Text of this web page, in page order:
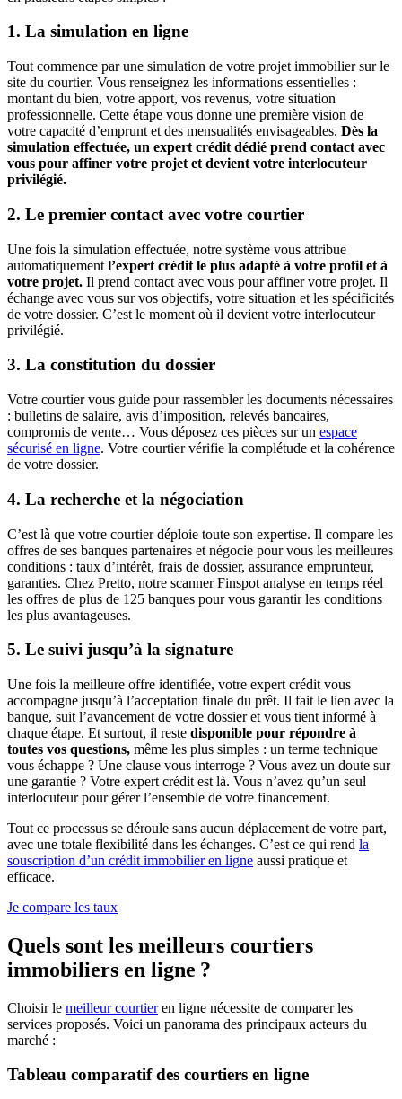
1. La simulation en ligne
Tout commence par une simulation de votre projet immobilier sur le
site du courtier. Vous renseignez les informations essentielles :
montant du bien, votre apport, vos revenus, votre situation
professionnelle. Cette étape vous donne une première vision de
votre capacité d’emprunt et des mensualités envisageables. Dès la
simulation effectuée, un expert crédit dédié prend contact avec
vous pour affiner votre projet et devient votre interlocuteur
privilégié.
2. Le premier contact avec votre courtier
Une fois la simulation effectuée, notre système vous attribue
automatiquement l’expert crédit le plus adapté à votre profil et à
votre projet. Il prend contact avec vous pour affiner votre projet. Il
échange avec vous sur vos objectifs, votre situation et les spécificités
de votre dossier. C’est le moment où il devient votre interlocuteur
privilégié.
3. La constitution du dossier
Votre courtier vous guide pour rassembler les documents nécessaires
: bulletins de salaire, avis d’imposition, relevés bancaires,
compromis de vente… Vous déposez ces pièces sur un espace
sécurisé en ligne. Votre courtier vérifie la complétude et la cohérence
de votre dossier.
4. La recherche et la négociation
C’est là que votre courtier déploie toute son expertise. Il compare les
offres de ses banques partenaires et négocie pour vous les meilleures
conditions : taux d’intérêt, frais de dossier, assurance emprunteur,
garanties. Chez Pretto, notre scanner Finspot analyse en temps réel
les offres de plus de 125 banques pour vous garantir les conditions
les plus avantageuses.
5. Le suivi jusqu’à la signature
Une fois la meilleure offre identifiée, votre expert crédit vous
accompagne jusqu’à l’acceptation finale du prêt. Il fait le lien avec la
banque, suit l’avancement de votre dossier et vous tient informé à
chaque étape. Et surtout, il reste disponible pour répondre à
toutes vos questions, même les plus simples : un terme technique
vous échappe ? Une clause vous interroge ? Vous avez un doute sur
une garantie ? Votre expert crédit est là. Vous n’avez qu’un seul
interlocuteur pour gérer l’ensemble de votre financement.
Tout ce processus se déroule sans aucun déplacement de votre part,
avec une totale flexibilité dans les échanges. C’est ce qui rend la
souscription d’un crédit immobilier en ligne aussi pratique et
efficace.
Je compare les taux
Quels sont les meilleurs courtiers
immobiliers en ligne ?
Choisir le meilleur courtieren ligne nécessite de comparer les
services proposés. Voici un panorama des principaux acteurs du
marché :
Tableau comparatif des courtiers en ligne